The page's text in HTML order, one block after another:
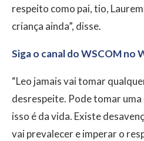
respeito como pai, tio,
criança ainda”, disse.
Siga o canal do WSCOM no
“Leo jamais vai tomar
desrespeite. Pode tomar
isso é da vida. Existe
vai prevalecer e imperar o